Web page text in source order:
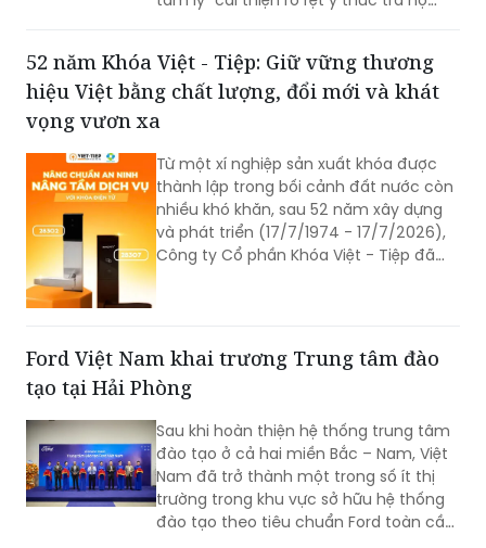
thu giữ tài sản bảo đảm khi được luật
đổi đã đóng vai trò như một "đòn bẩy
tâm lý" cải thiện rõ rệt ý thức trả nợ
của bên vay.
52 năm Khóa Việt - Tiệp: Giữ vững thương
hiệu Việt bằng chất lượng, đổi mới và khát
vọng vươn xa
Từ một xí nghiệp sản xuất khóa được
thành lập trong bối cảnh đất nước còn
trở thành một trong những doanh
nghiệp cơ khí tiêu biểu của Việt Nam.
Hành trình hơn nửa thế kỷ ấy không chỉ
là câu chuyện tăng trưởng của một
thương hiệu “quốc dân”, mà còn phản
ánh sự bền bỉ của doanh nghiệp Việt
trong quá trình đổi mới, hội nhập và
không ngừng nâng cao năng lực cạnh
Ford Việt Nam khai trương Trung tâm đào
tạo tại Hải Phòng
Sau khi hoàn thiện hệ thống trung tâm
đào tạo ở cả hai miền Bắc – Nam, Việt